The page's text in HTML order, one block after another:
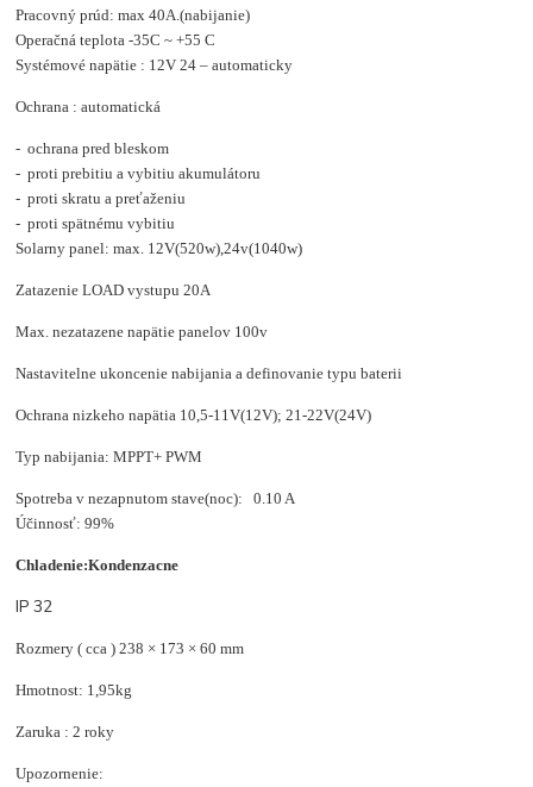
Pracovný prúd: max 40A.(nabijanie)
Operačná teplota -35C ~ +55 C
Systémové napätie : 12V 24 – automaticky
Ochrana : automatická
- ochrana pred bleskom
- proti prebitiu a vybitiu akumulátoru
- proti skratu a preťaženiu
- proti spätnému vybitiu
Solarny panel: max. 12V(520w),24v(1040w)
Zatazenie LOAD vystupu 20A
Max. nezatazene napätie panelov 100v
Nastavitelne ukoncenie nabijania a definovanie typu baterii
Ochrana nizkeho napätia 10,5-11V(12V); 21-22V(24V)
Typ nabijania: MPPT+ PWM
Spotreba v nezapnutom stave(noc): 0.10 A
Účinnosť: 99%
Chladenie:Kondenzacne
IP 32
Rozmery ( cca ) 238 × 173 × 60 mm
Hmotnost: 1,95kg
Zaruka : 2 roky
Upozornenie: